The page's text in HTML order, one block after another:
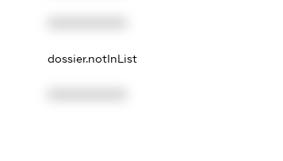
dossier.notInList